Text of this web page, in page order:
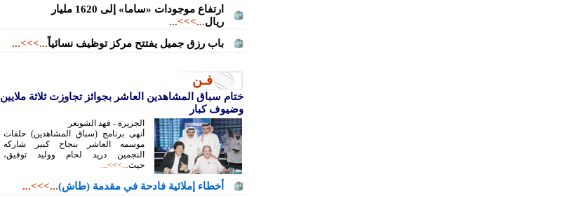
ارتفاع موجودات «ساما» إلى 1620 مليار
ريال...>>>...
باب رزق جميل يفتتح مركز توظيف نسائياً...>>>...
فـن
ختام سباق المشاهدين العاشر بجوائز تجاوزت ثلاثة ملايين
وضيوف كبار
الجزيرة - فهد الشويعر
أنهى برنامج (سباق المشاهدين) حلقات
موسمه العاشر بنجاح كبير شاركه
النجمين دريد لحام ووليد توفيق،
حيث...>>>...
أخطاء إملائية فادحة في مقدمة (طاش)...>>>...